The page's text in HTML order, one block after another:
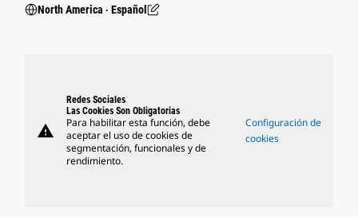
North America ‧ Español
warning
Redes Sociales
Las Cookies Son Obligatorias
Para habilitar esta función, debe
aceptar el uso de cookies de
segmentación, funcionales y de
rendimiento.
Configuración de
cookies